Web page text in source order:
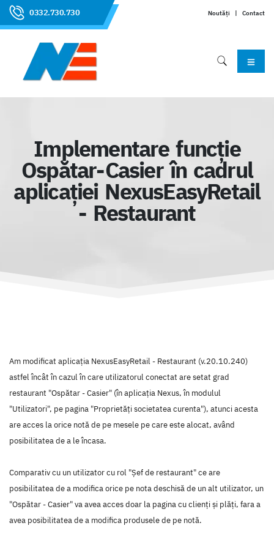
0332.730.730 Noutăți | Contact
Implementare funcție
Ospătar-Casier în cadrul
aplicației NexusEasyRetail
- Restaurant
Am modificat aplicația NexusEasyRetail - Restaurant (v.20.10.240)
astfel încât în cazul în care utilizatorul conectat are setat grad
restaurant "Ospătar - Casier" (în aplicația Nexus, în modulul
"Utilizatori", pe pagina "Proprietăți societatea curenta"), atunci acesta
are acces la orice notă de pe mesele pe care este alocat, având
posibilitatea de a le încasa.
Comparativ cu un utilizator cu rol "Șef de restaurant" ce are
posibilitatea de a modifica orice pe nota deschisă de un alt utilizator, un
"Ospătar - Casier" va avea acces doar la pagina cu clienți și plăți, fara a
avea posibilitatea de a modifica produsele de pe notă.